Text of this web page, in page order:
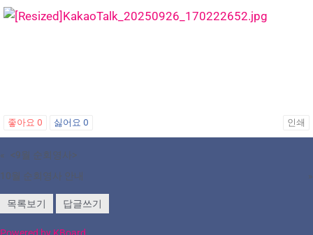
좋아요 0 싫어요 0 인쇄
«
<9월 순회영사>
10월 순회영사 안내
»
목록보기 답글쓰기
Powered by KBoard